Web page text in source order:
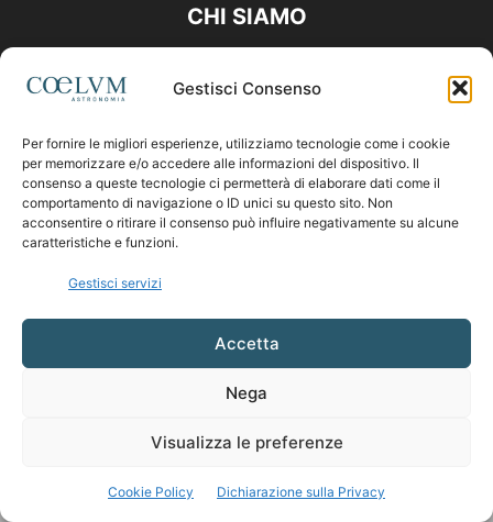
Gestisci Consenso
Per fornire le migliori esperienze, utilizziamo tecnologie come i cookie
per memorizzare e/o accedere alle informazioni del dispositivo. Il
consenso a queste tecnologie ci permetterà di elaborare dati come il
comportamento di navigazione o ID unici su questo sito. Non
acconsentire o ritirare il consenso può influire negativamente su alcune
caratteristiche e funzioni.
Gestisci servizi
Accetta
Nega
Visualizza le preferenze
Cookie Policy Dichiarazione sulla Privacy
CHI SIAMO
Contattaci:coelumastro@coelum.com
SEGUICI